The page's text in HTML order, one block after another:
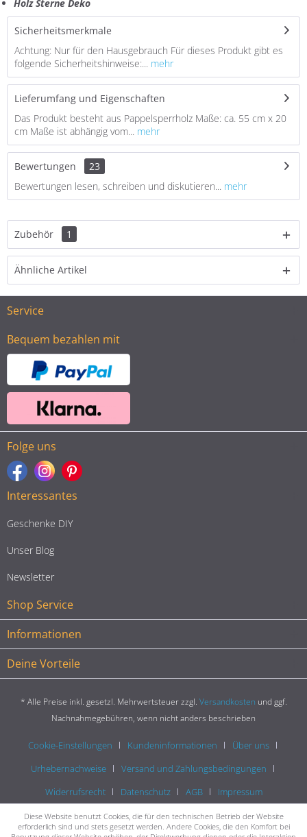
Holz Sterne Deko
Sicherheitsmerkmale
Achtung: Nur für den Hausgebrauch Für dieses Produkt gibt es
folgende Sicherheitshinweise:...
mehr
Lieferumfang und Eigenschaften
Das Produkt besteht aus Pappelsperrholz Maße: ca. 55 cm x 20
cm Maße ist abhängig vom...
mehr
Bewertungen
23
Bewertungen lesen, schreiben und diskutieren...
mehr
Zubehör 1
Ähnliche Artikel
Service
Bequem bezahlen mit
Folge uns
Interessantes
Geschenke DIY
Unser Blog
Newsletter
Shop Service
Informationen
Deine Vorteile
* Alle Preise inkl. gesetzl. Mehrwertsteuer zzgl. Versandkosten und ggf.
Nachnahmegebühren, wenn nicht anders beschrieben
Cookie-Einstellungen Kundeninformationen
Über uns
Urhebernachweise
Versand und Zahlungsbedingungen
Widerrufsrecht
Datenschutz AGB Impressum
Diese Website benutzt Cookies, die für den technischen Betrieb der Website
erforderlich sind und stets gesetzt werden. Andere Cookies, die den Komfort bei